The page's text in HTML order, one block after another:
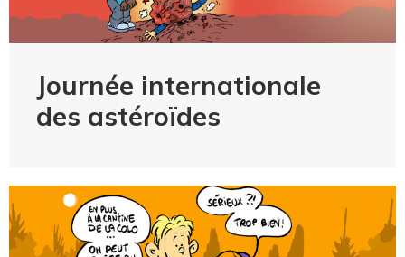
Journée internationale
des astéroïdes